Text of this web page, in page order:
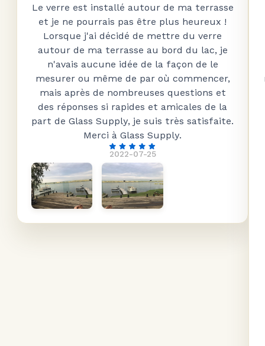
2022-07-25
Le verre est installé autour de ma terrasse
et je ne pourrais pas être plus heureux !
Lorsque j'ai décidé de mettre du verre
autour de ma terrasse au bord du lac, je
n'avais aucune idée de la façon de le
mesurer ou même de par où commencer,
mais après de nombreuses questions et
des réponses si rapides et amicales de la
part de Glass Supply, je suis très satisfaite.
Merci à Glass Supply.